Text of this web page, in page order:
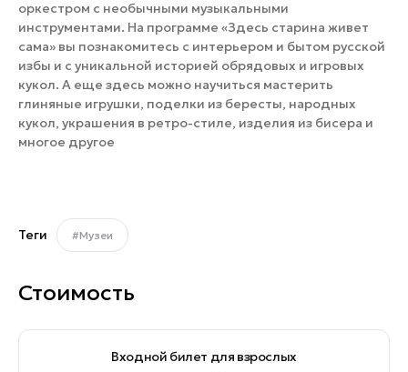
оркестром с необычными музыкальными
инструментами. На программе «Здесь старина живет
сама» вы познакомитесь с интерьером и бытом русской
избы и с уникальной историей обрядовых и игровых
кукол. А еще здесь можно научиться мастерить
глиняные игрушки, поделки из бересты, народных
кукол, украшения в ретро-стиле, изделия из бисера и
многое другое
Теги #Музеи
Стоимость
Входной билет для взрослых